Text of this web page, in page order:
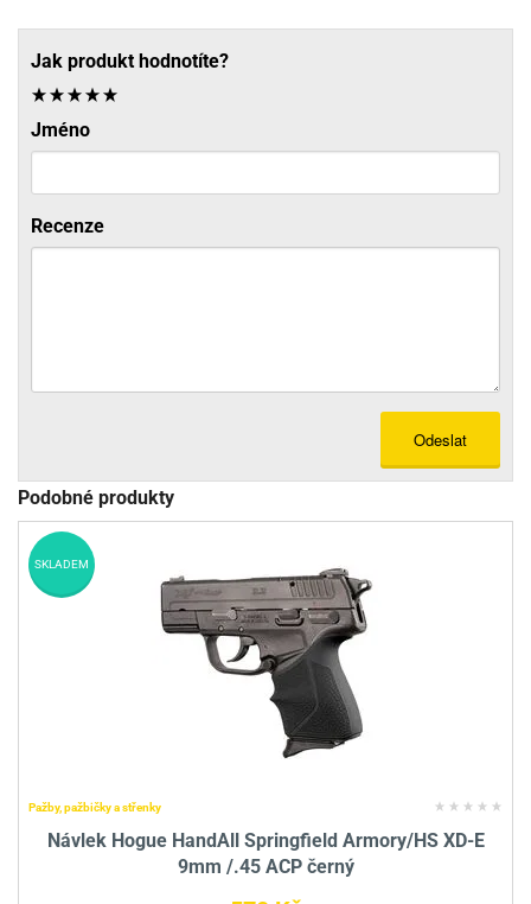
Jak produkt hodnotíte?
Jméno
Recenze
Odeslat
Podobné produkty
Pažby, pažbičky a střenky
Návlek Hogue HandAll Springfield Armory/HS XD-E
9mm /.45 ACP černý
SKLADEM